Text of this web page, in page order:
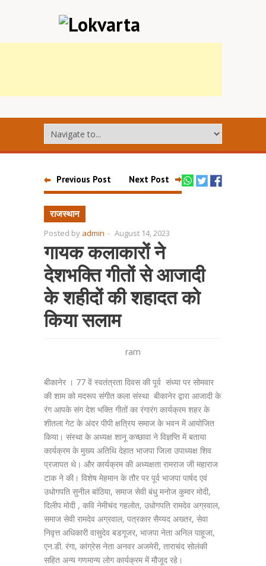
Previous Post Next Post
राजस्थान
Posted by admin - August 14, 2023
गायक कलाकारों ने
देशभक्ति गीतों से आजादी
के शहीदों की शहादत को
किया सलाम
ram
बीकानेर । 77 वें स्वतंत्रता दिवस की पूर्व संध्या पर सोमवार
की शाम को मदरूप संगीत कला संस्था बीकानेर द्वारा आजादी के
रंग आपके संग देश भक्ति गीतों का रंगारंग कार्यक्रम शहर के
शीतला गेट के अंदर पीपी क्षत्रिय समाज के भवन में आयोजित
किया। संस्था के अध्यक्ष शानू कच्छावा ने विज्ञप्ति में बताया
कार्यक्रम के मुख्य अतिथि देहात भाजपा जिला उपाध्यक्ष शिव
प्रजापत थे। और कार्यक्रम की अध्यक्षता रामराज जी महाराज
टाक ने की। विशेष मेहमान के तौर पर पूर्व भाजपा पार्षद एवं
उधोगपति सुनील बांठिया, समाज सेवी बंधु मनोज कुमार मोदी,
दिलीप मोदी , कवि नेमीचंद गहलोत, उधोगपति रामदेव अग्रवाल,
समाज सेवी रामदेव अग्रवाल, पत्रकार सैय्यद अख्तर, सेवा
निवृत्त अधिकारी वासुदेव बडगूजर, भाजपा नेता अनिल पाहूजा,
एन.डी. रंगा, कांग्रेस नेता अनवर अजमेरी, ताराचंद सोलंकी
सहित अन्य गणमान्य लोग कार्यक्रम में मौजूद रहे।